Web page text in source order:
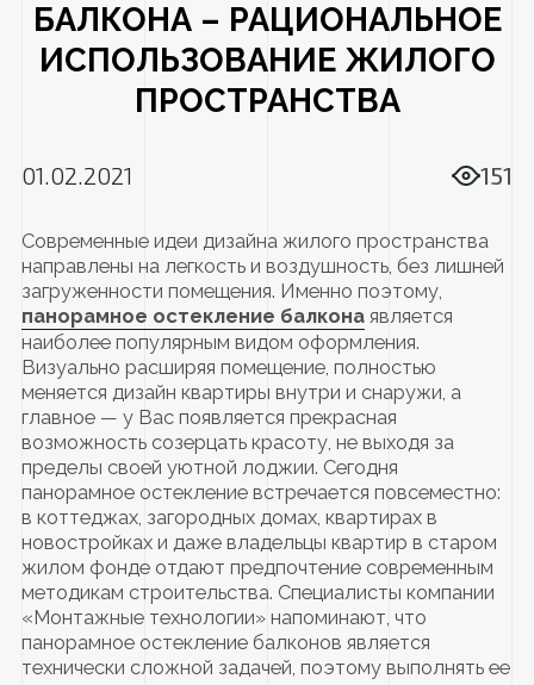
БАЛКОНА – РАЦИОНАЛЬНОЕ
ИСПОЛЬЗОВАНИЕ ЖИЛОГО
ПРОСТРАНСТВА
01.02.2021 151
Современные идеи дизайна жилого пространства
направлены на легкость и воздушность, без лишней
загруженности помещения. Именно поэтому,
панорамное остекление балкона является
наиболее популярным видом оформления.
Визуально расширяя помещение, полностью
меняется дизайн квартиры внутри и снаружи, а
главное — у Вас появляется прекрасная
возможность созерцать красоту, не выходя за
пределы своей уютной лоджии. Сегодня
панорамное остекление встречается повсеместно:
в коттеджах, загородных домах, квартирах в
новостройках и даже владельцы квартир в старом
жилом фонде отдают предпочтение современным
методикам строительства. Специалисты компании
«Монтажные технологии» напоминают, что
панорамное остекление балконов является
технически сложной задачей, поэтому выполнять ее